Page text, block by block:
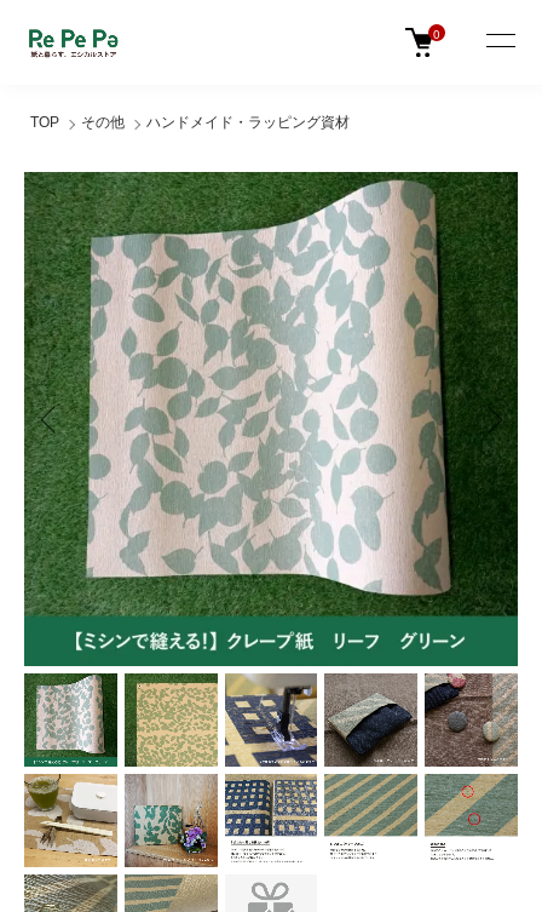
0
TOP その他 ハンドメイド・ラッピング資材